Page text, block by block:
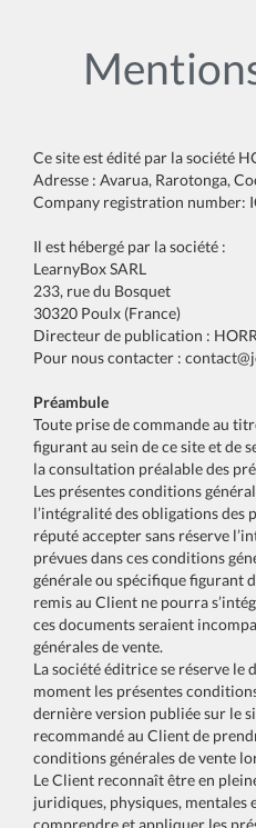
Ce site est édité par la société
Adresse : Avarua, Rarotonga,
Company registration number:
Il est hébergé par la société :
LearnyBox SARL
233, rue du Bosquet
30320 Poulx (France)
Directeur de publication :
Pour nous contacter :
Préambule
Toute prise de commande au
figurant au sein de ce site et de
la consultation préalable des
Les présentes conditions
l’intégralité des obligations des
réputé accepter sans réserve
prévues dans ces conditions
générale ou spécifique figurant
remis au Client ne pourra
ces documents seraient
générales de vente.
La société éditrice se réserve
moment les présentes
dernière version publiée sur le
recommandé au Client de
conditions générales de vente
Le Client reconnaît être en
juridiques, physiques,
comprendre et appliquer les